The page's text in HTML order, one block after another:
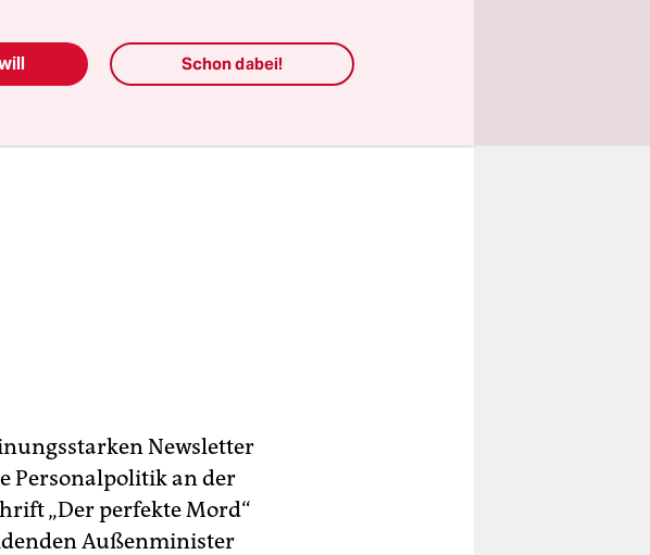
Newsletter
Personalpolitik an der
„Der perfekte Mord“
Außenminister
Schon dabei!